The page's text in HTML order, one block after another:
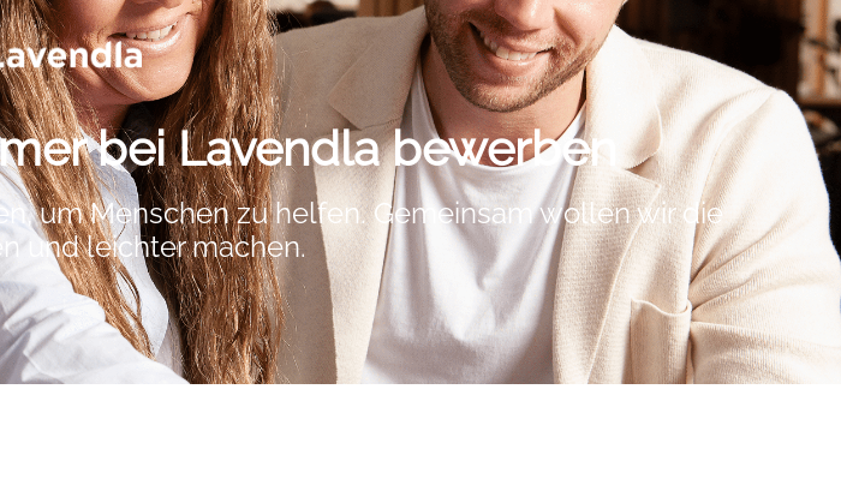
bei Lavendla bewerben
um Menschen zu helfen. Gemeinsam wollen wir die
und leichter machen.